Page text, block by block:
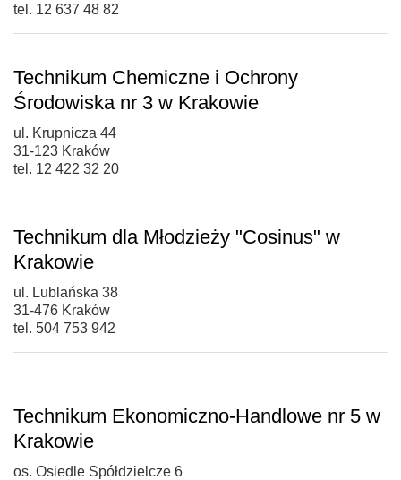
tel. 12 637 48 82
Technikum Chemiczne i Ochrony
Środowiska nr 3 w Krakowie
ul. Krupnicza 44
31-123 Kraków
tel. 12 422 32 20
Technikum dla Młodzieży "Cosinus" w
Krakowie
ul. Lublańska 38
31-476 Kraków
tel. 504 753 942
Technikum Ekonomiczno-Handlowe nr 5 w
Krakowie
os. Osiedle Spółdzielcze 6